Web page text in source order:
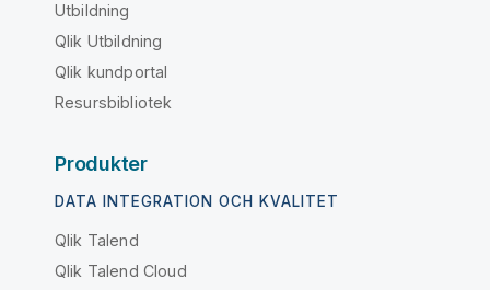
Utbildning
Qlik Utbildning
Qlik kundportal
Resursbibliotek
Produkter
DATA INTEGRATION OCH KVALITET
Qlik Talend
Qlik Talend Cloud